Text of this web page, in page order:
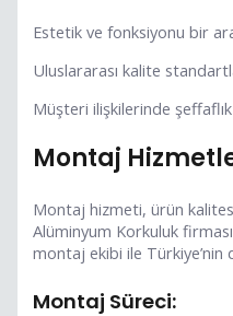
Estetik ve fonksiyonu bir
Uluslararası kalite
Müşteri ilişkilerinde
Montaj
Montaj hizmeti, ürün
Alüminyum Korkuluk
montaj ekibi ile
Montaj Süreci: